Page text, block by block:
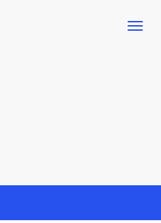
む方法
しんでいます。懸賞やモニター生
温泉・食育・美容健康アイテム探